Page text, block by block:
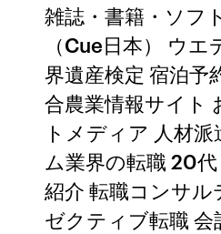
雑誌・書籍・ソフ
（Cue日本） ウ
界遺産検定 宿泊予
合農業情報サイト
トメディア 人材
ム業界の転職 20
紹介 転職コンサ
ゼクティブ転職 会